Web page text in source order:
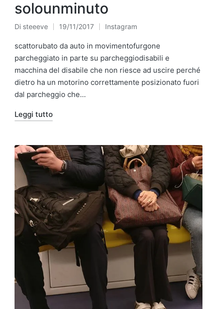
solounminuto
Pubblicato
da
Di steeeve 19/11/2017
Pubblicato
in
Instagram
scattorubato da auto in movimentofurgone
parcheggiato in parte su parcheggiodisabili e
macchina del disabile che non riesce ad uscire perché
dietro ha un motorino correttamente posizionato fuori
dal parcheggio che…
Leggi tutto